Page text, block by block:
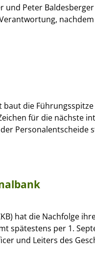
und Peter
die Führungsspitze
für die nächste
Personalentscheide
hat die Nachfolge
spätestens per 1.
und Leiters des